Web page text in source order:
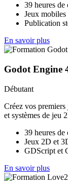
39 heures de
Jeux mobiles
Publication
En savoir plus
Godot Engine
Débutant
Créez vos
et systèmes de jeu
39 heures de
Jeux 2D et
GDScript et
En savoir plus